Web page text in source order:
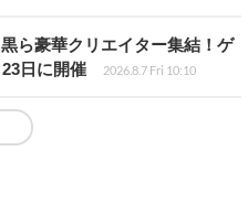
ら豪華クリエイター集結！ゲ
日に開催
2026.8.7 Fri 10:10